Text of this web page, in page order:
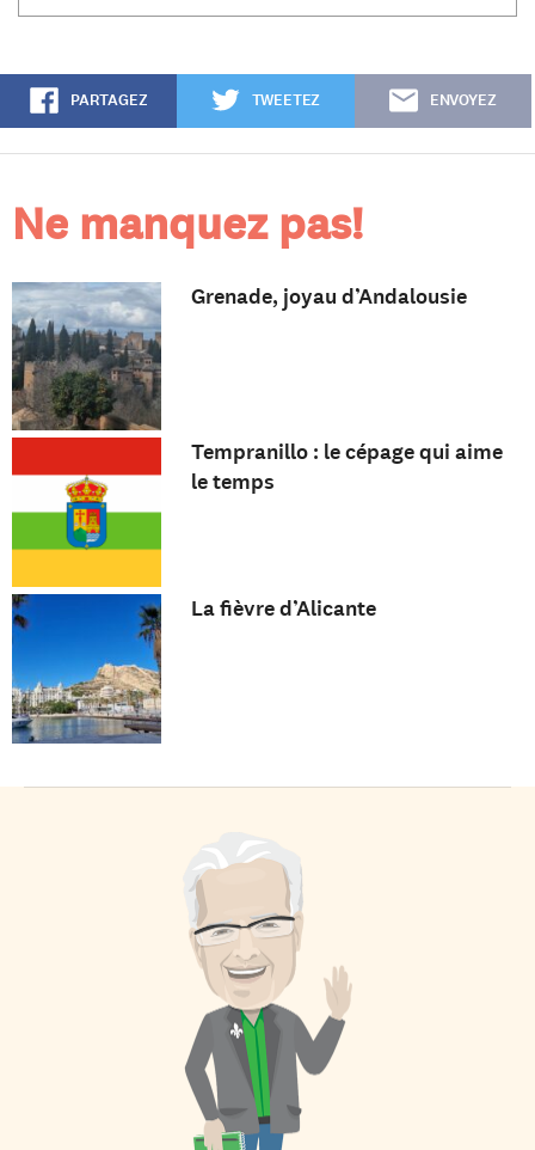
PARTAGEZ TWEETEZ ENVOYEZ
Ne manquez pas!
Grenade, joyau d’Andalousie
Tempranillo : le cépage qui aime
le temps
La fièvre d’Alicante